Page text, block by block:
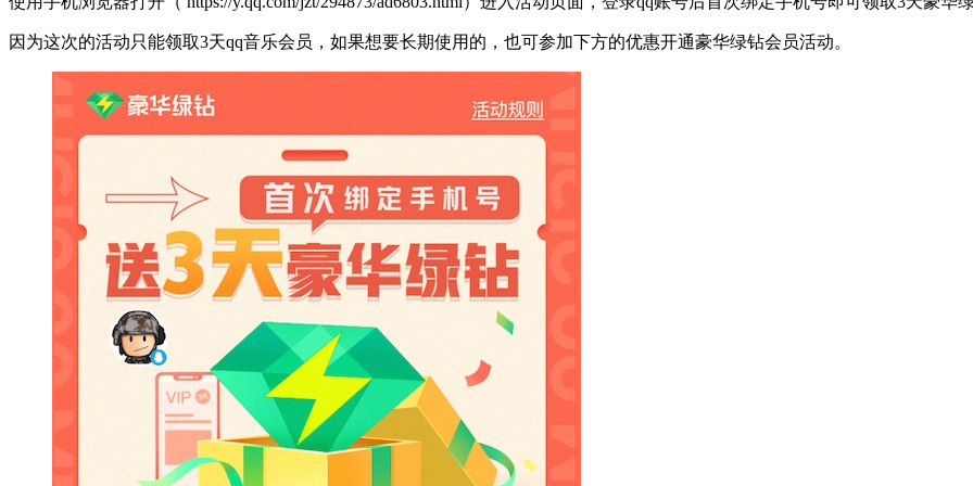
因为这次的活动只能领取3天qq音乐会员，如果想要长期使用的，也可参加下方的优惠开通豪华绿钻会员活动。